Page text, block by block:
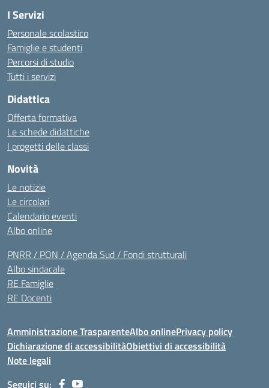
I Servizi
Personale scolastico
Famiglie e studenti
Percorsi di studio
Tutti i servizi
Didattica
Offerta formativa
Le schede didattiche
I progetti delle classi
Novità
Le notizie
Le circolari
Calendario eventi
Albo online
PNRR / PON / Agenda Sud / Fondi strutturali
Albo sindacale
RE Famiglie
RE Docenti
Amministrazione TrasparenteAlbo onlinePrivacy policy
Dichiarazione di accessibilitàObiettivi di accessibilità
Note legali
Seguici su: